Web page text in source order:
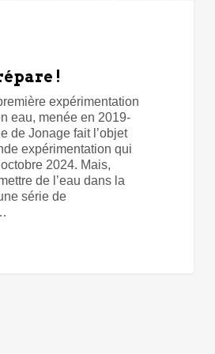
!
expérimentation
eau, menée en 2019-
de Jonage fait l’objet
expérimentation qui
2024. Mais,
de l’eau dans la
série de